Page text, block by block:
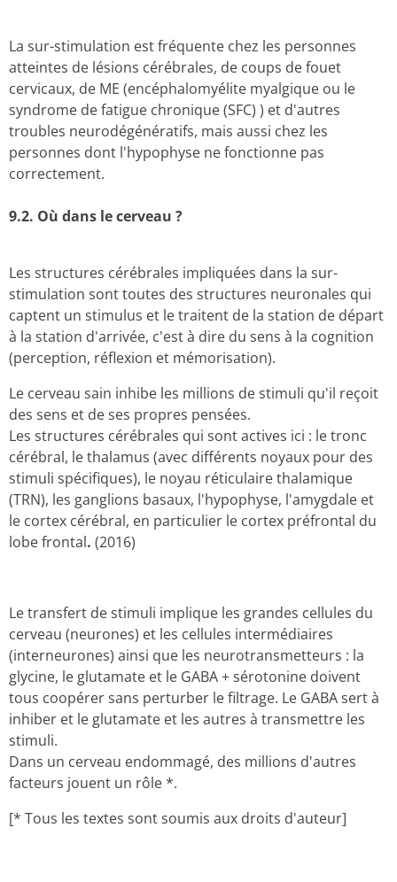
La sur-stimulation est fréquente chez les personnes
atteintes de lésions cérébrales, de coups de fouet
cervicaux, de ME (encéphalomyélite myalgique ou le
syndrome de fatigue chronique (SFC) ) et d'autres
troubles neurodégénératifs, mais aussi chez les
personnes dont l'hypophyse ne fonctionne pas
correctement.
9.2. Où dans le cerveau ?
Les structures cérébrales impliquées dans la sur-
stimulation sont toutes des structures neuronales qui
captent un stimulus et le traitent de la station de départ
à la station d'arrivée, c'est à dire du sens à la cognition
(perception, réflexion et mémorisation).
Le cerveau sain inhibe les millions de stimuli qu'il reçoit
des sens et de ses propres pensées.
Les structures cérébrales qui sont actives ici : le tronc
cérébral, le thalamus (avec différents noyaux pour des
stimuli spécifiques), le noyau réticulaire thalamique
(TRN), les ganglions basaux, l'hypophyse, l'amygdale et
le cortex cérébral, en particulier le cortex préfrontal du
lobe frontal. (2016)
Le transfert de stimuli implique les grandes cellules du
cerveau (neurones) et les cellules intermédiaires
(interneurones) ainsi que les neurotransmetteurs : la
glycine, le glutamate et le GABA + sérotonine doivent
tous coopérer sans perturber le filtrage. Le GABA sert à
inhiber et le glutamate et les autres à transmettre les
stimuli.
Dans un cerveau endommagé, des millions d'autres
facteurs jouent un rôle *.
[* Tous les textes sont soumis aux droits d'auteur]